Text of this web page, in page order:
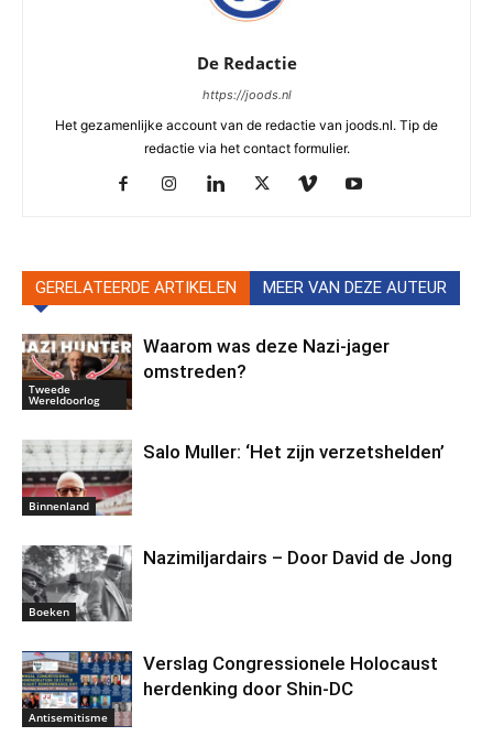
De Redactie
https://joods.nl
Het gezamenlijke account van de redactie van joods.nl. Tip de
redactie via het contact formulier.
GERELATEERDE ARTIKELEN MEER VAN DEZE AUTEUR
Tweede
Wereldoorlog
Waarom was deze Nazi-jager
omstreden?
Binnenland
Salo Muller: ‘Het zijn verzetshelden’
Boeken
Nazimiljardairs – Door David de Jong
Antisemitisme
Verslag Congressionele Holocaust
herdenking door Shin-DC